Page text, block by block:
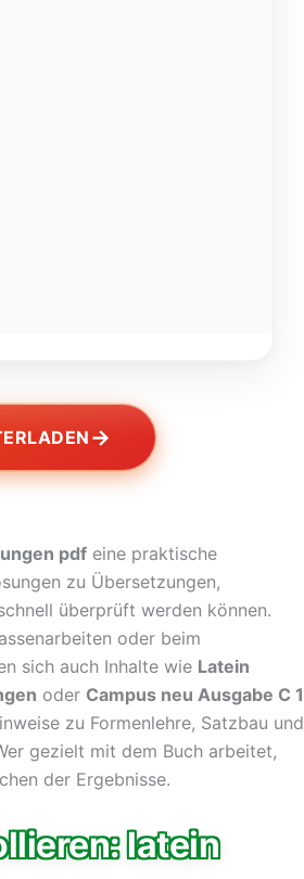
→
pdf eine praktische
zu Übersetzungen,
überprüft werden können.
oder beim
sich auch Inhalte wie Latein
oder Campus neu Ausgabe C 1
zu Formenlehre, Satzbau und
gezielt mit dem Buch arbeitet,
der Ergebnisse.
latein